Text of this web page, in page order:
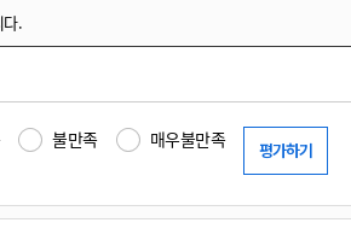
.
불만족 매우불만족